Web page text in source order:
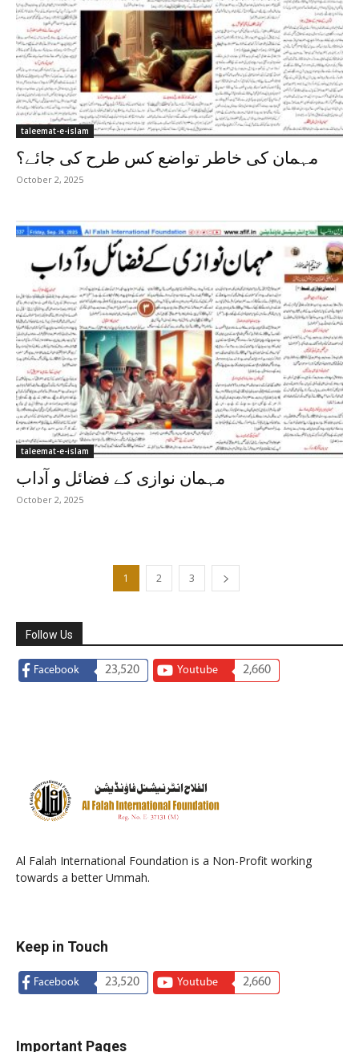
taleemat-e-islam
مہمان کی خاطر تواضع کس طرح کی جائے؟
October 2, 2025
taleemat-e-islam
مہمان نوازی کے فضائل و آداب
October 2, 2025
1 2 3
Follow Us
Facebook 23,520 Youtube 2,660
Al Falah International Foundation is a Non-Profit working
towards a better Ummah.
Keep in Touch
Facebook 23,520 Youtube 2,660
Important Pages